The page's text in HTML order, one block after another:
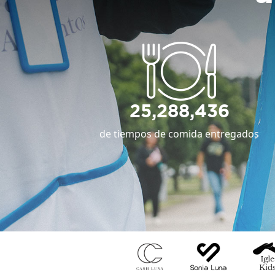
25,288,436
de tiempos de comida entregados